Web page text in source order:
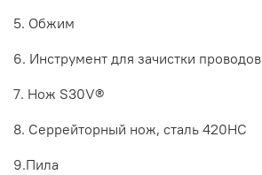
5. Обжим
6. Инструмент для зачистки проводов
7. Нож S30V®
8. Серрейторный нож, сталь 420HC
9.Пила